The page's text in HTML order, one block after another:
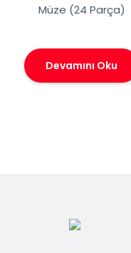
Müze (24 Parça)
Devamını Oku